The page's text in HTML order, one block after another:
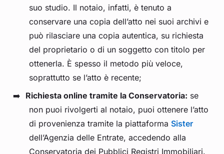
suo studio. Il notaio, infatti, è tenuto a
conservare una copia dell’atto nei suoi archivi e
può rilasciare una copia autentica, su richiesta
del proprietario o di un soggetto con titolo per
ottenerla. È spesso il metodo più veloce,
soprattutto se l’atto è recente;
Richiesta online tramite la Conservatoria: se
non puoi rivolgerti al notaio, puoi ottenere l’atto
di provenienza tramite la piattaforma Sister
dell’Agenzia delle Entrate, accedendo alla
Conservatoria dei Pubblici Registri Immobiliari.